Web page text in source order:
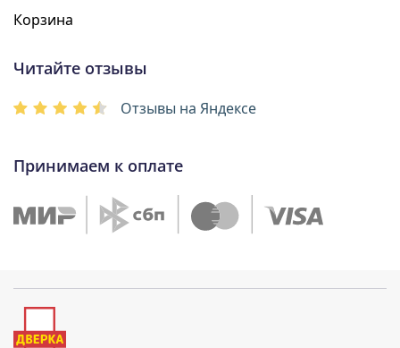
Корзина
Читайте отзывы
Отзывы на Яндексе
Принимаем к оплате